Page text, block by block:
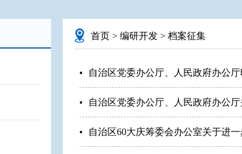
首页 > 编研开发 > 档案征集
自治区党委办公厅、人民政府办公
自治区党委办公厅、人民政府办公
自治区60大庆筹委会办公室关于进